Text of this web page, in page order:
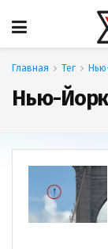
Главная Тег
Нью-Йорк